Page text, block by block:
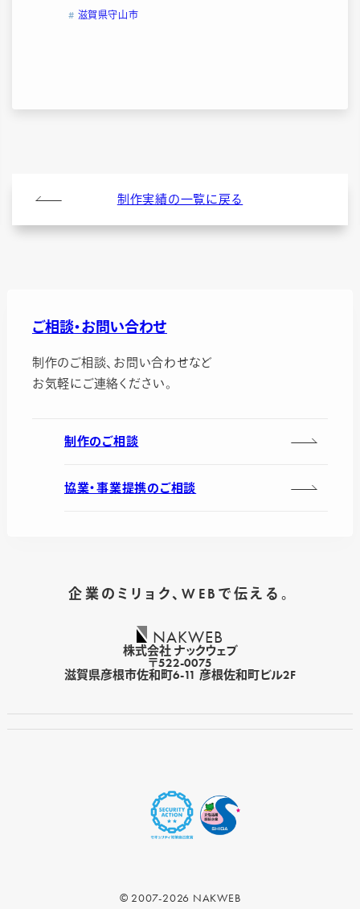
滋賀県守山市
制作実績の一覧に戻る
ご相談・お問い合わせ
制作のご相談、お問い合わせなど
お気軽にご連絡ください。
制作のご相談
協業・事業提携のご相談
企業のミリョク、WEBで伝える。
NAKWEB
株式会社 ナックウェブ
〒522-0075
滋賀県彦根市佐和町6-11 彦根佐和町ビル2F
© 2007-2026 NAKWEB